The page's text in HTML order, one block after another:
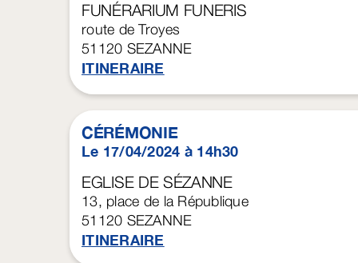
FUNÉRARIUM FUNERIS
route de Troyes
51120 SEZANNE
ITINERAIRE
CÉRÉMONIE
Le 17/04/2024 à 14h30
EGLISE DE SÉZANNE
13, place de la République
51120 SEZANNE
ITINERAIRE